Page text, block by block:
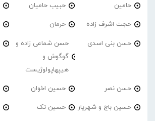
حامین حبیب حامیان
حجت اشرف زاده حرمان
حسن بنی اسدی
حسن شماعی زاده و
گوگوش و
هیپهاپولوژیست
حسن نصر حسین اخوان
حسین باج و شهریار حسین تک